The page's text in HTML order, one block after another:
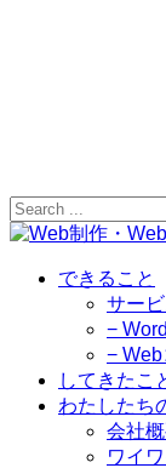
できること
サー
−
−
してきたこ
わたしたち
会社
ワイ